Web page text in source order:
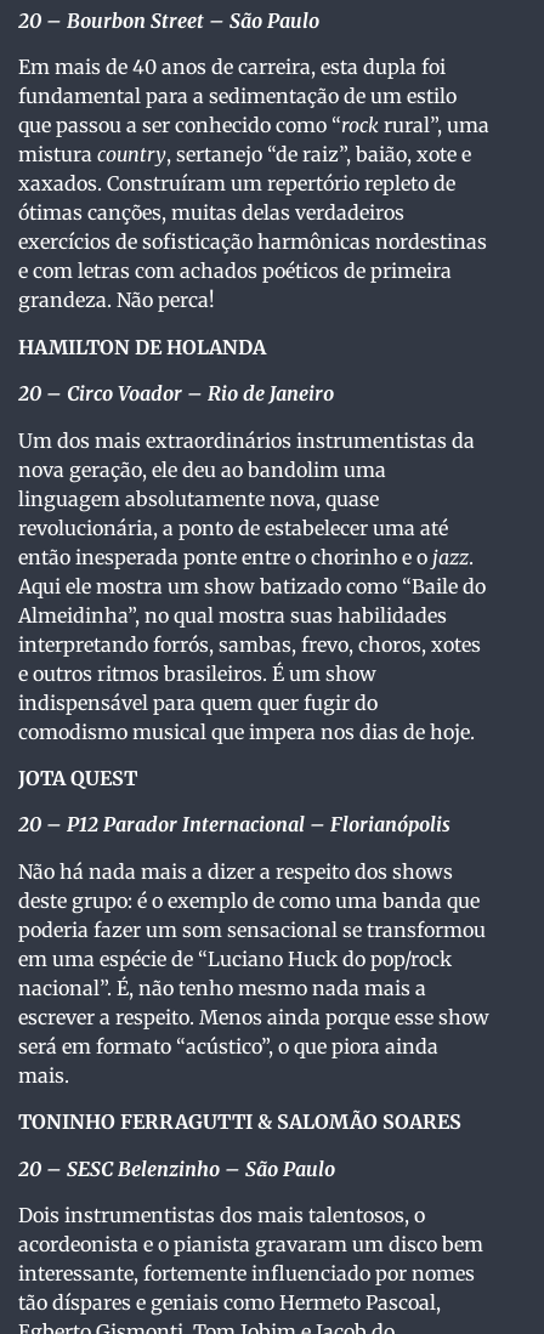
20 – Bourbon Street – São Paulo
Em mais de 40 anos de carreira, esta dupla foi
fundamental para a sedimentação de um estilo
que passou a ser conhecido como “rock rural”, uma
mistura country, sertanejo “de raiz”, baião, xote e
xaxados. Construíram um repertório repleto de
ótimas canções, muitas delas verdadeiros
exercícios de sofisticação harmônicas nordestinas
e com letras com achados poéticos de primeira
grandeza. Não perca!
HAMILTON DE HOLANDA
20 – Circo Voador – Rio de Janeiro
Um dos mais extraordinários instrumentistas da
nova geração, ele deu ao bandolim uma
linguagem absolutamente nova, quase
revolucionária, a ponto de estabelecer uma até
então inesperada ponte entre o chorinho e o jazz.
Aqui ele mostra um show batizado como “Baile do
Almeidinha”, no qual mostra suas habilidades
interpretando forrós, sambas, frevo, choros, xotes
e outros ritmos brasileiros. É um show
indispensável para quem quer fugir do
comodismo musical que impera nos dias de hoje.
JOTA QUEST
20 – P12 Parador Internacional – Florianópolis
Não há nada mais a dizer a respeito dos shows
deste grupo: é o exemplo de como uma banda que
poderia fazer um som sensacional se transformou
em uma espécie de “Luciano Huck do pop/rock
nacional”. É, não tenho mesmo nada mais a
escrever a respeito. Menos ainda porque esse show
será em formato “acústico”, o que piora ainda
mais.
TONINHO FERRAGUTTI & SALOMÃO SOARES
20 – SESC Belenzinho – São Paulo
Dois instrumentistas dos mais talentosos, o
acordeonista e o pianista gravaram um disco bem
interessante, fortemente influenciado por nomes
tão díspares e geniais como Hermeto Pascoal,